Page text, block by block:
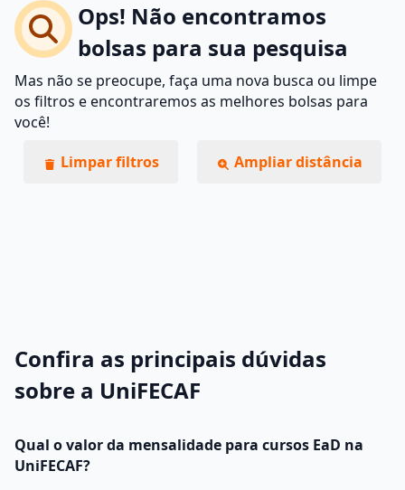
Ops! Não encontramos
bolsas para sua pesquisa
Mas não se preocupe, faça uma nova busca ou limpe
os filtros e encontraremos as melhores bolsas para
você!
Limpar filtros
Ampliar distância
Confira as principais dúvidas
sobre a UniFECAF
Qual o valor da mensalidade para cursos EaD na
UniFECAF?